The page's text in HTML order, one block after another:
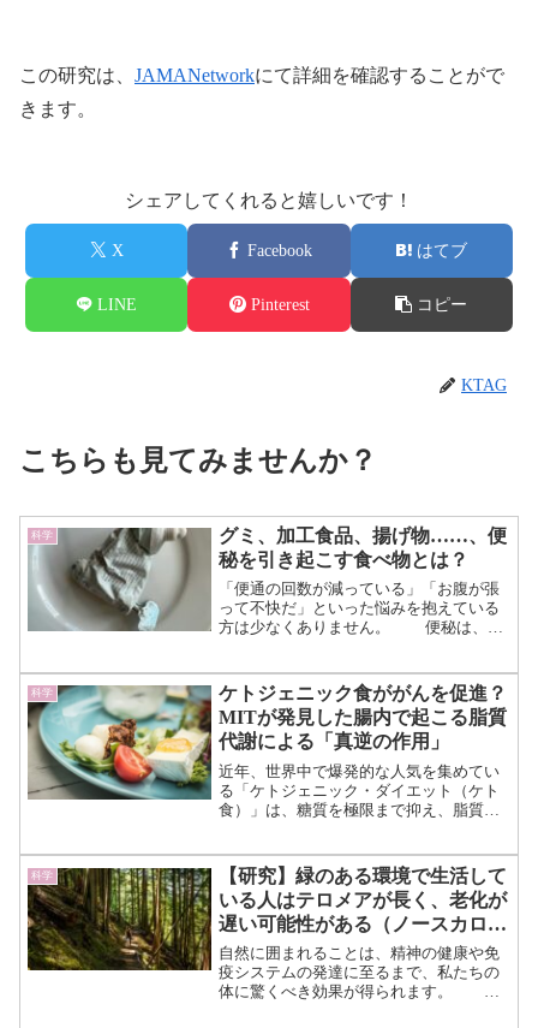
この研究は、 JAMANetworkにて詳細を確認することがで
きます。
シェアしてくれると嬉しいです！
X Facebook はてブ
LINE Pinterest コピー
KTAG
こちらも見てみませんか？
科学
グミ、加工食品、揚げ物……、便
秘を引き起こす食べ物とは？
「便通の回数が減っている」「お腹が張
って不快だ」といった悩みを抱えている
方は少なくありません。 便秘は、週
ます。 便秘の原因は人それぞれで
すが、特に食事の内容...（続きを読む）
科学
ケトジェニック食ががんを促進？
MITが発見した腸内で起こる脂質
代謝による「真逆の作用」
近年、世界中で爆発的な人気を集めてい
る「ケトジェニック・ダイエット（ケト
食）」は、糖質を極限まで抑え、脂質を
開発された歴史を持ちますが、現代では
ダイエットやアルツハイマー...（続きを
読む）
科学
【研究】緑のある環境で生活して
いる人はテロメアが長く、老化が
遅い可能性がある（ノースカロラ
イナ大学）【要約】
自然に囲まれることは、精神の健康や免
疫システムの発達に至るまで、私たちの
体に驚くべき効果が得られます。 海